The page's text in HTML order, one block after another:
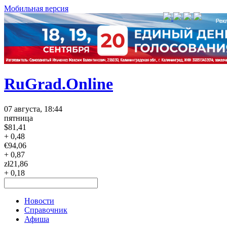
Мобильная версия
RuGrad.Online
07 августа, 18:44
пятница
$81,41
+ 0,48
€94,06
+ 0,87
zł21,86
+ 0,18
Новости
Справочник
Афиша